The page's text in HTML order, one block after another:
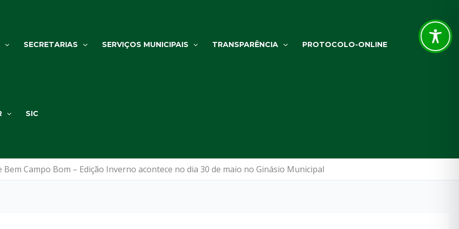
SECRETARIAS SERVIÇOS MUNICIPAIS TRANSPARÊNCIA PROTOCOLO-ONLINE
SIC
Bem Campo Bom – Edição Inverno acontece no dia 30 de maio no Ginásio Municipal